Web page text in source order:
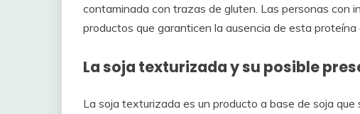
contaminada con trazas de gluten. Las personas con
productos que garanticen la ausencia de esta proteína
La soja texturizada y su posible
La soja texturizada es un producto a base de soja